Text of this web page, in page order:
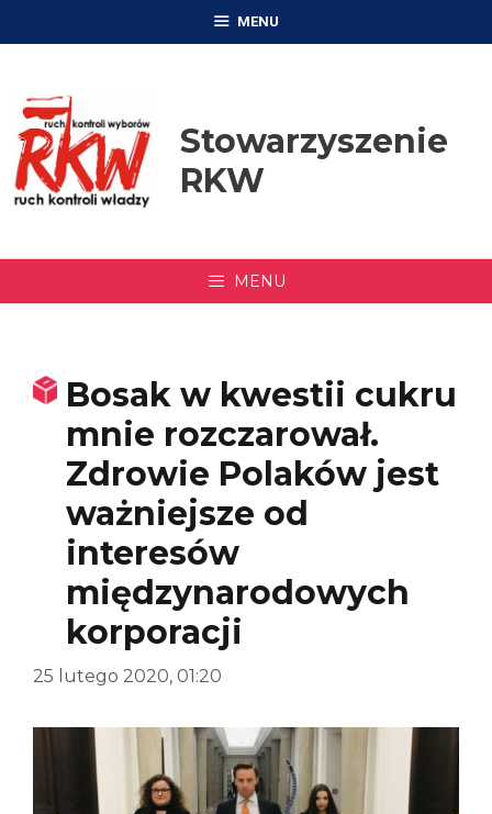
MENU
Stowarzyszenie
RKW
MENU
Bosak w kwestii cukru
mnie rozczarował.
Zdrowie Polaków jest
ważniejsze od
interesów
międzynarodowych
korporacji
25 lutego 2020, 01:20